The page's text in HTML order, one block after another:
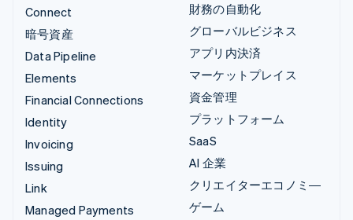
Connect
暗号資産
Data Pipeline
Elements
Financial Connections
Identity
Invoicing
Issuing
Link
Managed Payments
財務の自動化
グローバルビジネス
アプリ内決済
マーケットプレイス
資金管理
プラットフォーム
SaaS
AI 企業
クリエイターエコノミ―
ゲーム